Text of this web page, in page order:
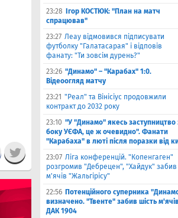
23:28
Ігор КОСТЮК: "План на матч
спрацював"
23:27 Леау відмовився підписувати
футболку "Галатасарая" і відповів
фанату: "Ти зовсім дурень?"
23:26 "Динамо" – "Карабах" 1:0.
Відеоогляд матчу
23:21 "Реал" та Вінісіус продовжили
контракт до 2032 року
23:10 "У "Динамо" якесь заступництво
боку УЄФА, це ж очевидно". Фанати
"Карабаха" в люті після поразки від
23:07 Ліга конференцій. "Копенгаген"
розгромив "Дебрецен", "Хайдук" забив
м'ячів "Жальгірісу"
22:56 Потенційного суперника
визначено. "Твенте" забив шість
ДАК 1904